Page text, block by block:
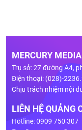
MERCURY
Trụ sở: 27 đường A4,
Điện thoại: (028)-
Chịu trách nhiệm nội
LIÊN HỆ QUẢNG
Hotline: 0909 750 307